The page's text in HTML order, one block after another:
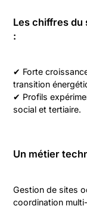
Les chiffres
:
✔ Forte
transition
✔ Profils
social et tertiaire.
Un métier
Gestion de sites
coordination